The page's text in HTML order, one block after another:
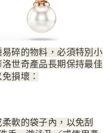
碎的物料，必須特別小
世奇產品長期保持最佳
損壞：
軟的袋子內，以免刮